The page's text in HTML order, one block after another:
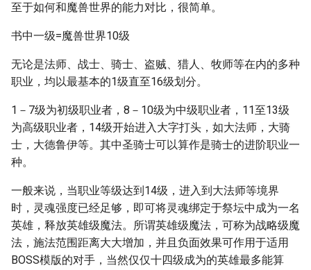
至于如何和魔兽世界的能力对比，很简单。
书中一级=魔兽世界10级
无论是法师、战士、骑士、盗贼、猎人、牧师等在内的多种
职业，均以最基本的1级直至16级划分。
1－7级为初级职业者，8－10级为中级职业者，11至13级
为高级职业者，14级开始进入大字打头，如大法师，大骑
士，大德鲁伊等。其中圣骑士可以算作是骑士的进阶职业一
种。
一般来说，当职业等级达到14级，进入到大法师等境界
时，灵魂强度已经足够，即可将灵魂绑定于祭坛中成为一名
英雄，释放英雄级魔法。所谓英雄级魔法，可称为战略级魔
法，施法范围距离大大增加，并且负面效果可作用于适用
BOSS模版的对手，当然仅仅十四级成为的英雄最多能算